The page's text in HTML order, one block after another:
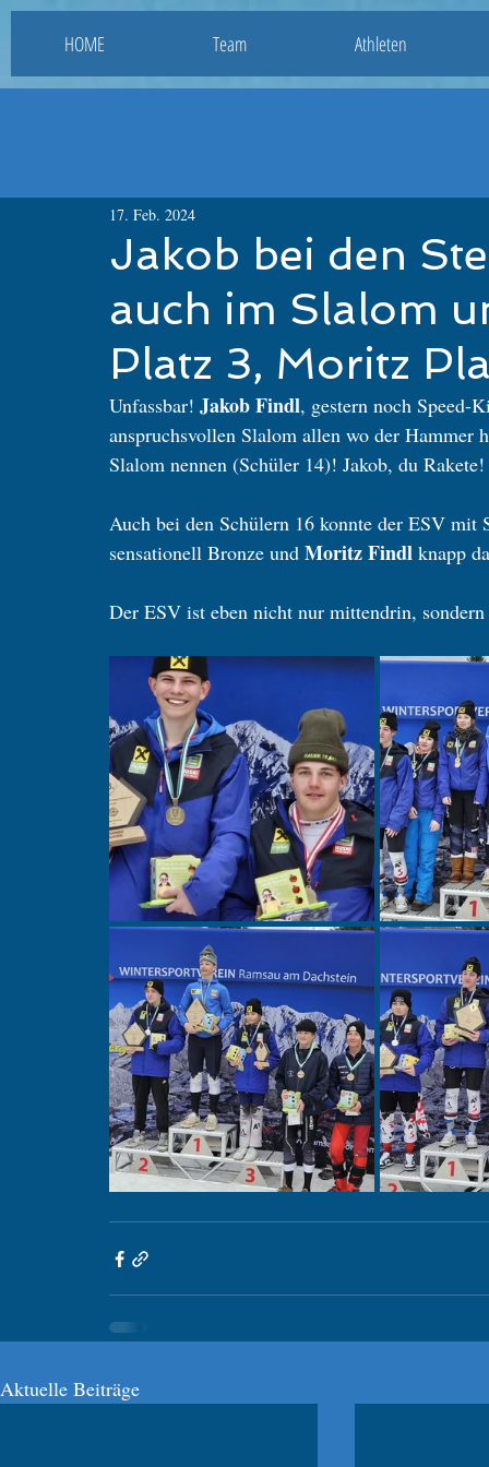
HOME Team Athleten
Jakob bei den
auch im Slalom
Platz 3, Moritz
17. Feb. 2024
Unfassbar! Jakob Findl, gestern noch Speed-
anspruchsvollen Slalom allen wo der
Slalom nennen (Schüler 14)! Jakob, du
Auch bei den Schülern 16 konnte der ESV mit
sensationell Bronze und Moritz Findl knapp
Der ESV ist eben nicht nur mittendrin,
Aktuelle Beiträge